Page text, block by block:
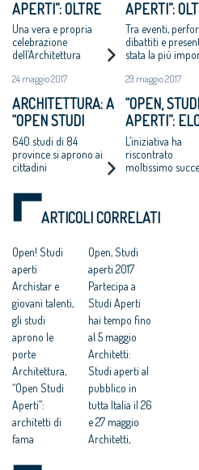
APERTI”: OLTRE
30MILA
PRESENZE PER
LA PRIMA
EDIZIONE
Una vera e propria
celebrazione
dell’Architettura
24 maggio 2017
ARCHITETTURA: A
“OPEN STUDI
APERTI”, IL 26 E
27 MAGGIO,
DIBATTITI,
PRESENTAZIONI,
INCONTRI, EVENTI,
VISITE
640 studi di 84
province si aprono ai
cittadini
APERTI”:
30MILA
PER LA I
UNA
Tra eventi,
dibattiti e
stata la più
Architettura in
29 maggio 2017
“OPEN, STUDI
APERTI”:
ALLA
L’iniziativa ha
riscontrato
moltissimo
visitare studi come
ARTICOLI CORRELATI
Open! Studi
aperti
Archistar e
giovani talenti,
gli studi
aprono le
porte
Architettura,
“Open Studi
Aperti”:
architetti di
fama
Open, Studi
aperti 2017
Partecipa a
Studi Aperti
hai tempo fino
al 5 maggio
Architetti:
Studi aperti al
pubblico in
tutta Italia il 26
e 27 maggio
Architetti,